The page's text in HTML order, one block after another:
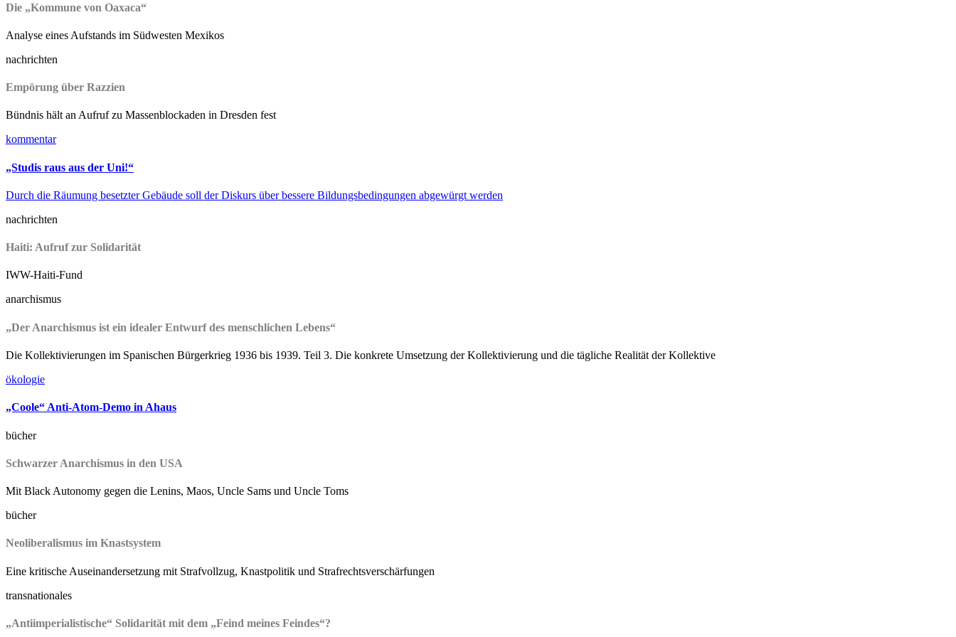
Die „Kommune von Oaxaca“
Analyse eines Aufstands im Südwesten Mexikos
nachrichten
Empörung über Razzien
Bündnis hält an Aufruf zu Massenblockaden in Dresden fest
kommentar
„Studis raus aus der Uni!“
Durch die Räumung besetzter Gebäude soll der Diskurs über bessere Bildungsbedingungen abgewürgt werden
nachrichten
Haiti: Aufruf zur Solidarität
IWW-Haiti-Fund
anarchismus
„Der Anarchismus ist ein idealer Entwurf des menschlichen Lebens“
Die Kollektivierungen im Spanischen Bürgerkrieg 1936 bis 1939. Teil 3. Die konkrete Umsetzung der Kollektivierung und die tägliche Realität der Kollektive
ökologie
„Coole“ Anti-Atom-Demo in Ahaus
bücher
Schwarzer Anarchismus in den USA
Mit Black Autonomy gegen die Lenins, Maos, Uncle Sams und Uncle Toms
bücher
Neoliberalismus im Knastsystem
Eine kritische Auseinandersetzung mit Strafvollzug, Knastpolitik und Strafrechtsverschärfungen
transnationales
„Antiimperialistische“ Solidarität mit dem „Feind meines Feindes“?